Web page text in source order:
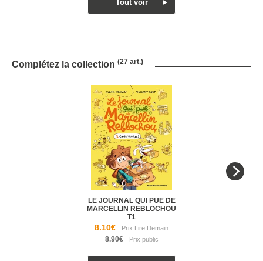
Complétez la collection (27 art.)
LE JOURNAL QUI PUE DE
MARCELLIN REBLOCHOU
T1
8.10€
8.90€